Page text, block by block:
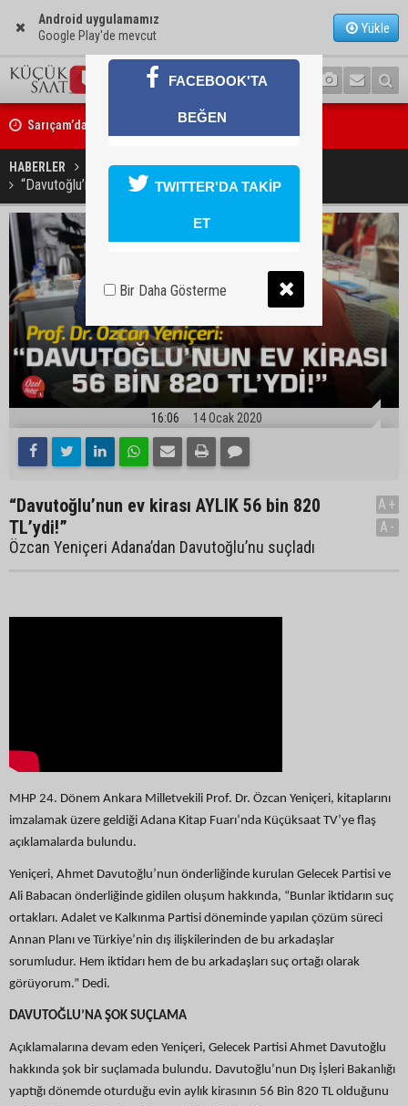
Android uygulamamız
Google Play'de mevcut
Yükle
Sarıçam’da su ürünlerine yönelik denetimler sürüyor
Ceyhan’da yangına giden itfaiye aracı devrildi: 3 kişi yaralandı
HABERLER SİYASET
“Davutoğlu’nun ev kirası AYLIK 56 bin 820 TL’ydi!”
16:06 14 Ocak 2020
“Davutoğlu’nun ev kirası AYLIK 56 bin 820
TL’ydi!”
Özcan Yeniçeri Adana’dan Davutoğlu’nu suçladı
A+
A-
MHP 24. Dönem Ankara Milletvekili Prof. Dr. Özcan Yeniçeri, kitaplarını
imzalamak üzere geldiği Adana Kitap Fuarı’nda Küçüksaat TV’ye flaş
açıklamalarda bulundu.
Yeniçeri, Ahmet Davutoğlu’nun önderliğinde kurulan Gelecek Partisi ve
Ali Babacan önderliğinde gidilen oluşum hakkında, “Bunlar iktidarın suç
ortakları. Adalet ve Kalkınma Partisi döneminde yapılan çözüm süreci
Annan Planı ve Türkiye’nin dış ilişkilerinden de bu arkadaşlar
sorumludur. Hem iktidarı hem de bu arkadaşları suç ortağı olarak
görüyorum.” Dedi.
DAVUTOĞLU’NA ŞOK SUÇLAMA
Açıklamalarına devam eden Yeniçeri, Gelecek Partisi Ahmet Davutoğlu
hakkında şok bir suçlamada bulundu. Davutoğlu’nun Dış İşleri Bakanlığı
yaptığı dönemde oturduğu evin aylık kirasının 56 Bin 820 TL olduğunu
FACEBOOK'TA
BEĞEN
TWITTER'DA TAKİP
ET
Bir Daha Gösterme